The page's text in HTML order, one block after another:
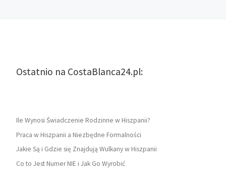
Ostatnio na CostaBlanca24.pl:
Ile Wynosi Świadczenie Rodzinne w Hiszpanii?
Praca w Hiszpanii a Niezbędne Formalności
Jakie Są i Gdzie się Znajdują Wulkany w Hiszpanii
Co to Jest Numer NIE i Jak Go Wyrobić